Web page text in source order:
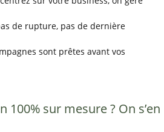
de rupture, pas de dernière
sont prêtes avant vos
sur mesure ? On s’en